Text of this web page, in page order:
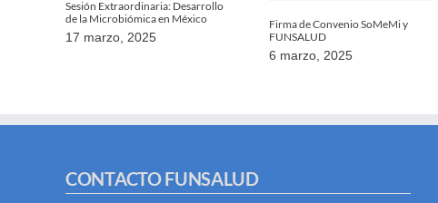
Sesión Extraordinaria: Desarrollo
de la Microbiómica en México
17 marzo, 2025
Firma de Convenio SoMeMi y
FUNSALUD
6 marzo, 2025
CONTACTO FUNSALUD